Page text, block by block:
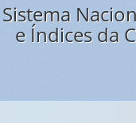
Sistema
e Índices da